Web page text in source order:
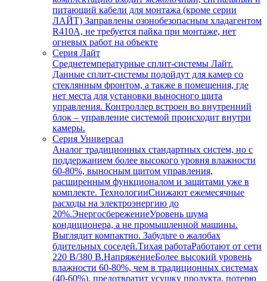
питающий кабели для монтажа (кроме серии
ЛАЙТ) Заправлены озонобезопасным хладагентом
R410A, не требуется пайка при монтаже, нет
огневых работ на объекте
Серия Лайт
Среднетемпературные сплит-системы Лайт.
Данные сплит-системы подойдут для камер со
стеклянным фронтом, а также в помещения, где
нет места для установки выносного щита
управления. Контроллер встроен во внутренний
блок – управление системой происходит внутри
камеры.
Серия Универсал
Аналог традиционных стандартных систем, но с
поддержанием более высокого уровня влажности
60-80%, выносным щитом управления,
расширенным функционалом и защитами уже в
комплекте. ТехнологииСнижают ежемесячные
расходы на электроэнергию до
20%.ЭнергосбережениеУровень шума
кондиционера, а не промышленной машины.
Выглядит компактно. Забудьте о жалобах
бдительных соседей.Тихая работаРаботают от сети
220 В/380 В.НапряжениеБолее высокий уровень
влажности 60-80%, чем в традиционных системах
(40-60%), предотвратит усушку продукта, потерю